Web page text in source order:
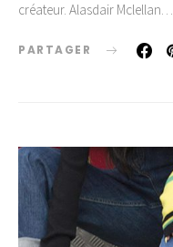
créateur. Alasdair Mclellan…
PARTAGER